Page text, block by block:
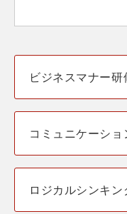
ビジネスマナー研
コミュニケーショ
ロジカルシンキン